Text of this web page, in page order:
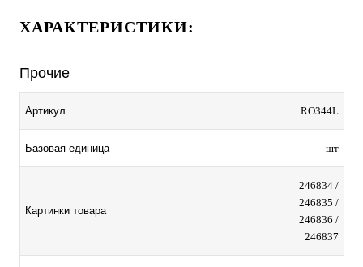
ХАРАКТЕРИСТИКИ:
Прочие
Артикул RO344L
Базовая единица шт
Картинки товара
246834 /
246835 /
246836 /
246837